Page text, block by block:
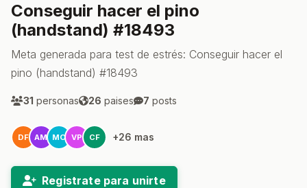
Conseguir hacer el pino
(handstand) #18493
Meta generada para test de estrés: Conseguir hacer el
pino (handstand) #18493
31 personas 26 paises 7 posts
DF AM MO VP CF +26 mas
Registrate para unirte